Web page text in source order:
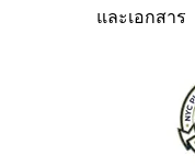
และเอกสาร